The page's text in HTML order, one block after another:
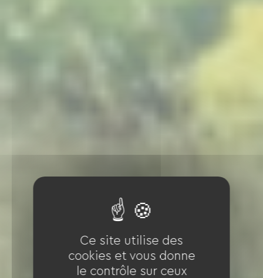
Ce site utilise des
cookies et vous donne
le contrôle sur ceux